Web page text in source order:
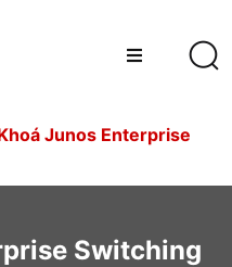
Junos Enterprise
Switching